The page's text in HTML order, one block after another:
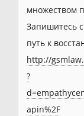
множеством
Запишитесь
путь к
http://
?
apin%2F